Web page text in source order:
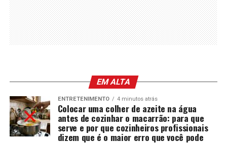
EM ALTA
ENTRETENIMENTO 4 minutos atrás
Colocar uma colher de azeite na água
antes de cozinhar o macarrão: para que
serve e por que cozinheiros profissionais
dizem que é o maior erro que você pode